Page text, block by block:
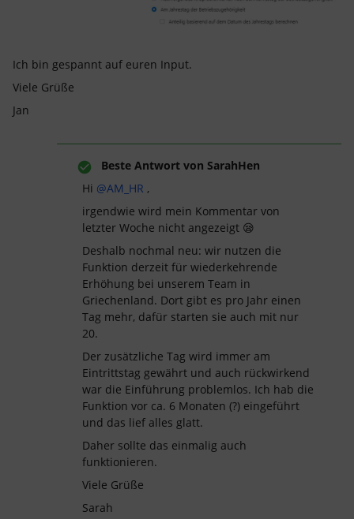
Ich bin gespannt auf euren Input.
Viele Grüße
Jan
Beste Antwort von SarahHen
Hi @AM_HR ,
irgendwie wird mein Kommentar von
letzter Woche nicht angezeigt 😪
Deshalb nochmal neu: wir nutzen die
Funktion derzeit für wiederkehrende
Erhöhung bei unserem Team in
Griechenland. Dort gibt es pro Jahr einen
Tag mehr, dafür starten sie auch mit nur
20.
Der zusätzliche Tag wird immer am
Eintrittstag gewährt und auch rückwirkend
war die Einführung problemlos. Ich hab die
Funktion vor ca. 6 Monaten (?) eingeführt
und das lief alles glatt.
Daher sollte das einmalig auch
funktionieren.
Viele Grüße
Sarah